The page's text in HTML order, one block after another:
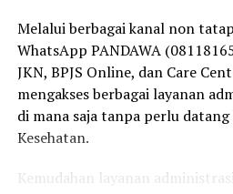
masyarakat tetap dapat
tanpa terkendala biaya,” ujar
Selain sebagai tenaga
langsung manfaat Program
keluarganya.
Melalui berbagai kanal non
WhatsApp PANDAWA
JKN, BPJS Online, dan Care
mengakses berbagai layanan
di mana saja tanpa perlu datang
Kesehatan.
Kemudahan layanan